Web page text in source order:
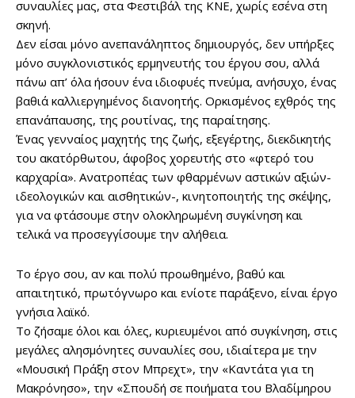
συναυλίες μας, στα Φεστιβάλ της ΚΝΕ, χωρίς εσένα στη
σκηνή.
Δεν είσαι μόνο ανεπανάληπτος δημιουργός, δεν υπήρξες
μόνο συγκλονιστικός ερμηνευτής του έργου σου, αλλά
πάνω απ’ όλα ήσουν ένα ιδιοφυές πνεύμα, ανήσυχο, ένας
βαθιά καλλιεργημένος διανοητής. Ορκισμένος εχθρός της
επανάπαυσης, της ρουτίνας, της παραίτησης.
Ένας γενναίος μαχητής της ζωής, εξεγέρτης, διεκδικητής
του ακατόρθωτου, άφοβος χορευτής στο «φτερό του
καρχαρία». Ανατροπέας των φθαρμένων αστικών αξιών-
ιδεολογικών και αισθητικών-, κινητοποιητής της σκέψης,
για να φτάσουμε στην ολοκληρωμένη συγκίνηση και
τελικά να προσεγγίσουμε την αλήθεια.
Το έργο σου, αν και πολύ προωθημένο, βαθύ και
απαιτητικό, πρωτόγνωρο και ενίοτε παράξενο, είναι έργο
γνήσια λαϊκό.
Το ζήσαμε όλοι και όλες, κυριευμένοι από συγκίνηση, στις
μεγάλες αλησμόνητες συναυλίες σου, ιδιαίτερα με την
«Μουσική Πράξη στον Μπρεχτ», την «Καντάτα για τη
Μακρόνησο», την «Σπουδή σε ποιήματα του Βλαδίμηρου